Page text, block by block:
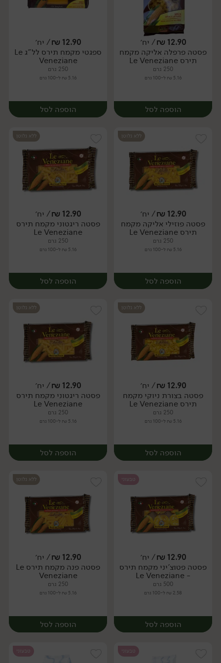
יח׳ יח׳
12.90
₪/ יח׳
פסטה פרפלה אליקה מקמח
תירס Le Veneziane
250 גרם
5.16 ₪ ל-100 גרם
הוספה לסל
יח׳
12.90
₪/ יח׳
ספגטי מקמח תירס לל"ג Le
Veneziane
250 גרם
5.16 ₪ ל-100 גרם
הוספה לסל
יח׳
ללא גלוטן
12.90
₪/ יח׳
פסטה פוזילי אליקה מקמח
תירס Le Veneziane
250 גרם
5.16 ₪ ל-100 גרם
הוספה לסל
יח׳
ללא גלוטן
12.90
₪/ יח׳
פסטה ריגטוני מקמח תירס
Le Veneziane
250 גרם
5.16 ₪ ל-100 גרם
הוספה לסל
יח׳
ללא גלוטן
12.90
₪/ יח׳
פסטה בצורת ניוקי מקמח
תירס Le Veneziane
250 גרם
5.16 ₪ ל-100 גרם
הוספה לסל
יח׳
ללא גלוטן
12.90
₪/ יח׳
פסטה ריגטוני מקמח תירס
Le Veneziane
250 גרם
5.16 ₪ ל-100 גרם
הוספה לסל
יח׳
טבעוני
12.90
₪/ יח׳
פסטה פטוצ'יני מקמח תירס
- Le Veneziane
500 גרם
2.58 ₪ ל-100 גרם
הוספה לסל
ללא גלוטן
12.90
₪/ יח׳
פסטה פנה מקמח תירס Le
Veneziane
250 גרם
5.16 ₪ ל-100 גרם
הוספה לסל
טבעוני טבעוני